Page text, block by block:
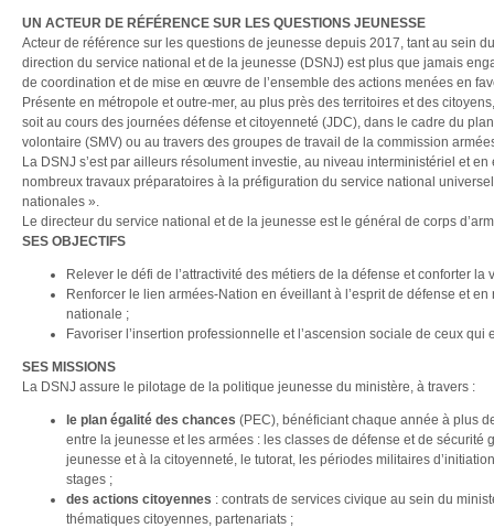
UN ACTEUR DE RÉFÉRENCE SUR LES QUESTIONS JEUNESSE
Acteur de référence sur les questions de jeunesse depuis 2017, tant au sein
direction du service national et de la jeunesse (DSNJ) est plus que jamais
de coordination et de mise en œuvre de l’ensemble des actions menées en
Présente en métropole et outre-mer, au plus près des territoires et des
soit au cours des journées défense et citoyenneté (JDC), dans le cadre du
volontaire (SMV) ou au travers des groupes de travail de la commission
La DSNJ s’est par ailleurs résolument investie, au niveau interministériel et
nombreux travaux préparatoires à la préfiguration du service national
nationales ».
Le directeur du service national et de la jeunesse est le général de corps
SES OBJECTIFS
Relever le défi de l’attractivité des métiers de la défense et conforter la
Renforcer le lien armées-Nation en éveillant à l’esprit de défense et
nationale ;
Favoriser l’insertion professionnelle et l’ascension sociale de ceux qui
SES MISSIONS
La DSNJ assure le pilotage de la politique jeunesse du ministère, à travers :
le plan égalité des chances (PEC), bénéficiant chaque année à plus
entre la jeunesse et les armées : les classes de défense et de
jeunesse et à la citoyenneté, le tutorat, les périodes militaires
stages ;
des actions citoyennes : contrats de services civique au sein du
thématiques citoyennes, partenariats ;